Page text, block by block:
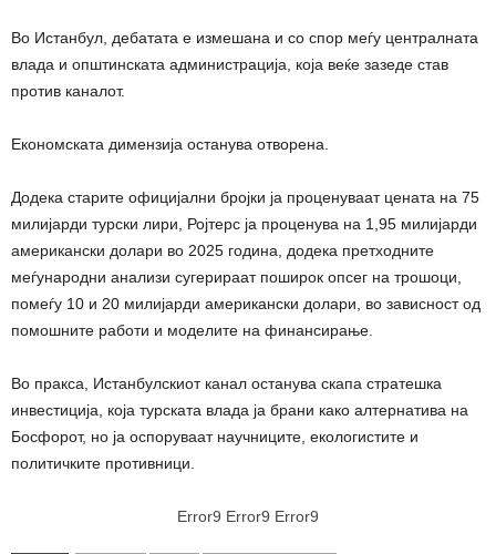
Во Истанбул, дебатата е измешана и со спор меѓу централната
влада и општинската администрација, која веќе зазеде став
против каналот.
Економската димензија останува отворена.
Додека старите официјални бројки ја проценуваат цената на 75
милијарди турски лири, Ројтерс ја проценува на 1,95 милијарди
американски долари во 2025 година, додека претходните
меѓународни анализи сугерираат поширок опсег на трошоци,
помеѓу 10 и 20 милијарди американски долари, во зависност од
помошните работи и моделите на финансирање.
Во пракса, Истанбулскиот канал останува скапа стратешка
инвестиција, која турската влада ја брани како алтернатива на
Босфорот, но ја оспоруваат научниците, екологистите и
политичките противници.
Error9 Error9 Error9